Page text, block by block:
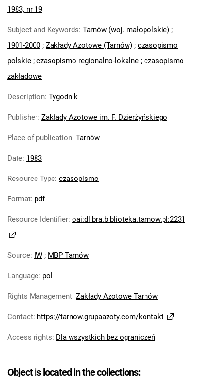
Feliksa Dzierżyńskiego. 1972
Robotniczego Zakładów Azotowych im.
Feliksa Dzierżyńskiego. 1974
Tarnowskie Azoty : Organ Samorządu
Feliksa Dzierżyńskiego. 1975
Tarnowskie Azoty : Organ Samorządu
Feliksa Dzierżyńskiego. 1976
Robotniczego Zakładów Azotowych im.
Feliksa Dzierżyńskiego. 1977
Robotniczego Zakładów Azotowych im.
Feliksa Dzierżyńskiego. 1978
Robotniczego Zakładów Azotowych im.
Robotniczego Zakładów Azotowych im.
Feliksa Dzierżyńskiego. 1980
Robotniczego Zakładów Azotowych im.
Tarnowskie Azoty : tygodnik Zakładów
Azotowych im. Feliksa Dzierżyńskiego w
Azotowych im. Feliksa Dzierżyńskiego w
1983, nr 19
Subject and Keywords: Tarnów (woj. małopolskie) ;
1901-2000 ; Zakłady Azotowe (Tarnów) ; czasopismo
polskie ; czasopismo regionalno-lokalne ; czasopismo
zakładowe
Description: Tygodnik
Publisher: Zakłady Azotowe im. F. Dzierżyńskiego
Place of publication: Tarnów
Date: 1983
Resource Type: czasopismo
Format: pdf
Resource Identifier: oai:dlibra.biblioteka.tarnow.pl:2231
Source: IW ; MBP Tarnów
Language: pol
Rights Management: Zakłady Azotowe Tarnów
Contact: https://tarnow.grupaazoty.com/kontakt
Access rights: Dla wszystkich bez ograniczeń
Object is located in the collections: